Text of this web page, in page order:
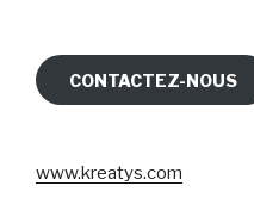
CONTACTEZ-NOUS
www.kreatys.com